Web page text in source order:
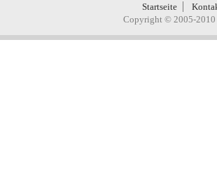
Startseite
Copyright © 2005-2010